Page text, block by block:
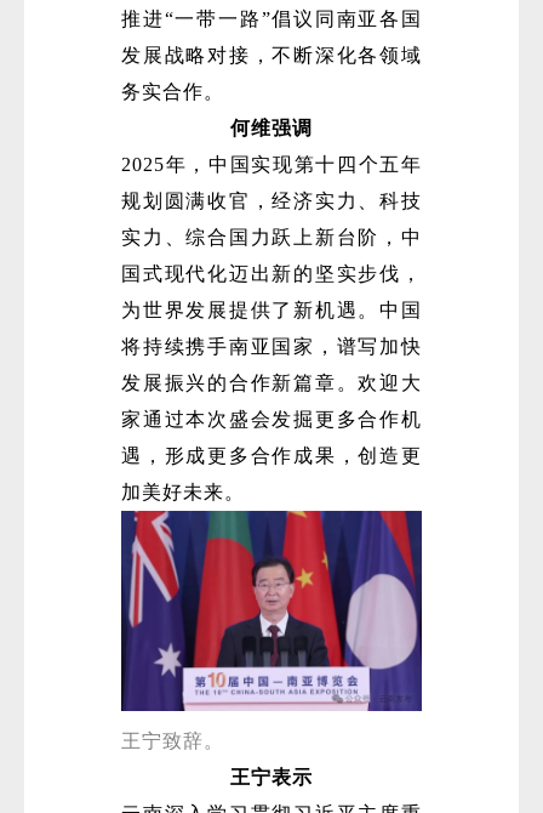
推进“一带一路”倡议同南亚各国
发展战略对接，不断深化各领域
务实合作。
何维强调
2025年，中国实现第十四个五年
规划圆满收官，经济实力、科技
实力、综合国力跃上新台阶，中
国式现代化迈出新的坚实步伐，
为世界发展提供了新机遇。中国
将持续携手南亚国家，谱写加快
发展振兴的合作新篇章。欢迎大
家通过本次盛会发掘更多合作机
遇，形成更多合作成果，创造更
加美好未来。
王宁致辞。
王宁表示